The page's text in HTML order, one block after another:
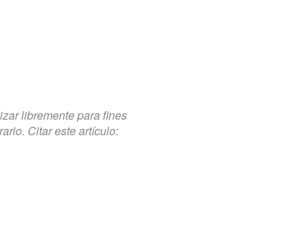
libremente para fines
Citar este artículo: